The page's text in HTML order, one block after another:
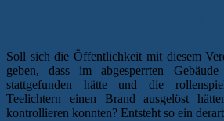
Soll sich die Öffentlichkeit mit diesem
geben, dass im abgesperrten
stattgefunden hätte und die
Teelichtern einen Brand ausgelöst
kontrollieren konnten? Entsteht so ein